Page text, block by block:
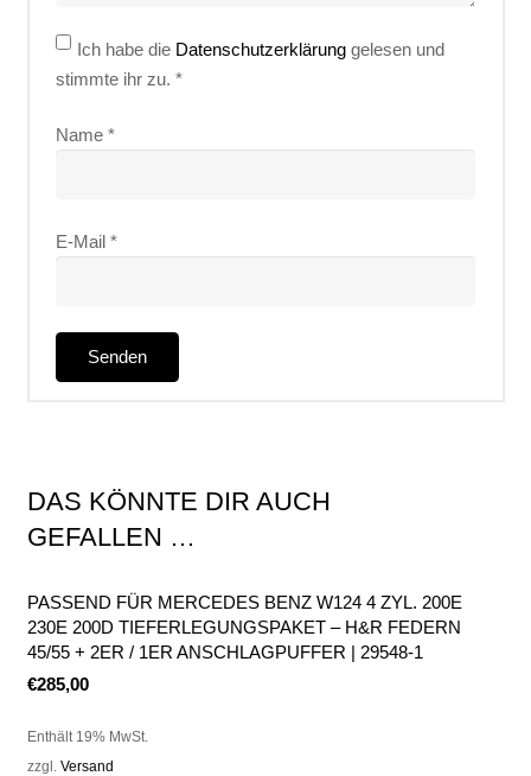
Ich habe die Datenschutzerklärunggelesen und
stimmte ihr zu. *
Name *
E-Mail *
DAS KÖNNTE DIR AUCH
GEFALLEN …
PASSEND FÜR MERCEDES BENZ W124 4 ZYL. 200E
230E 200D TIEFERLEGUNGSPAKET – H&R FEDERN
45/55 + 2ER / 1ER ANSCHLAGPUFFER | 29548-1
€285,00
Enthält 19% MwSt.
zzgl. Versand